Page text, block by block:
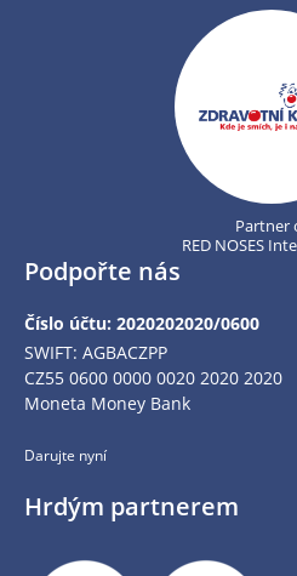
Partner
RED NOSES
Podpořte nás
Číslo účtu: 2020202020/0600
SWIFT: AGBACZPP
CZ55 0600 0000 0020 2020 2020
Moneta Money Bank
Darujte nyní
Hrdým partnerem